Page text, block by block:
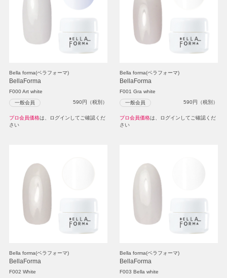
Bella forma(ベラフォーマ)
BellaForma
F000 Art white
一般会員 590円（税別）
プロ会員価格は、ログインしてご確認くだ
さい
Bella forma(ベラフォーマ)
BellaForma
F001 Gra white
一般会員 590円（税別）
プロ会員価格は、ログインしてご確認くだ
さい
Bella forma(ベラフォーマ)
BellaForma
F002 White
Bella forma(ベラフォーマ)
BellaForma
F003 Bella white